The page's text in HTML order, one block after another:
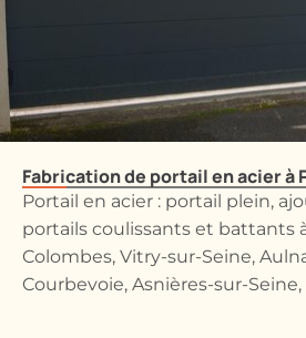
Fabrication de portail en acier à
Portail en acier : portail plein,
portails coulissants et battants
Colombes, Vitry-sur-Seine,
Courbevoie, Asnières-sur-